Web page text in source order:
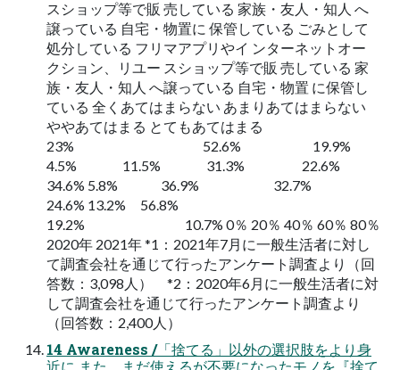
スショップ等で販 売している 家族・友⼈・知⼈ へ
譲っている ⾃宅・物置に 保管している ごみとして
処分している フリマアプリやイ ンターネットオー
クション、リユー スショップ等で販 売している 家
族・友⼈・知⼈ へ譲っている ⾃宅・物置 に保管し
ている 全くあてはまらない あまりあてはまらない
ややあてはまる とてもあてはまる
23% 52.6% 19.9%
4.5% 11.5% 31.3% 22.6%
34.6% 5.8% 36.9% 32.7%
24.6% 13.2% 56.8%
19.2% 10.7% 0％ 20％ 40％ 60％ 80％
2020年 2021年 *1：2021年7⽉に⼀般⽣活者に対し
て調査会社を通じて⾏ったアンケート調査より（回
答数：3,098⼈） *2：2020年6⽉に⼀般⽣活者に対
して調査会社を通じて⾏ったアンケート調査より
（回答数：2,400⼈）
14 Awareness /「捨てる」以外の選択肢をより⾝
近に また、まだ使えるが不要になったモノを『捨て